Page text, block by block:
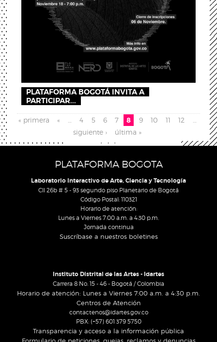
PLATAFORMA BOGOTÁ INVITA A
PARTICIPAR...
Páginas
« primera « 4 5 6 7 8 9 10 11 12
siguiente ›
última »
PLATAFORMA BOGOTA
Laboratorio Interactivo de Arte, Ciencia y Tecnología
Cll 26b # 5 - 93 segundo piso Planetario de Bogotá
Código Postal: 110321
Horario de atención:
Lunes a Viernes 7:00 a.m. a 4:30 p.m.
Jornada continua
Suscríbase a nuestros boletines
Instituto Distrital de las Artes - Idartes
Carrera 8 No. 15 - 46 - Bogotá / Colombia
Horario de atención: Lunes a Viernes 7:00 a.m. a 4:30 p.m.
Centros de Atención
contactenos@idartes.gov.co
PBX: (+57) 601 379 5750
Transparencia y acceso a la información pública